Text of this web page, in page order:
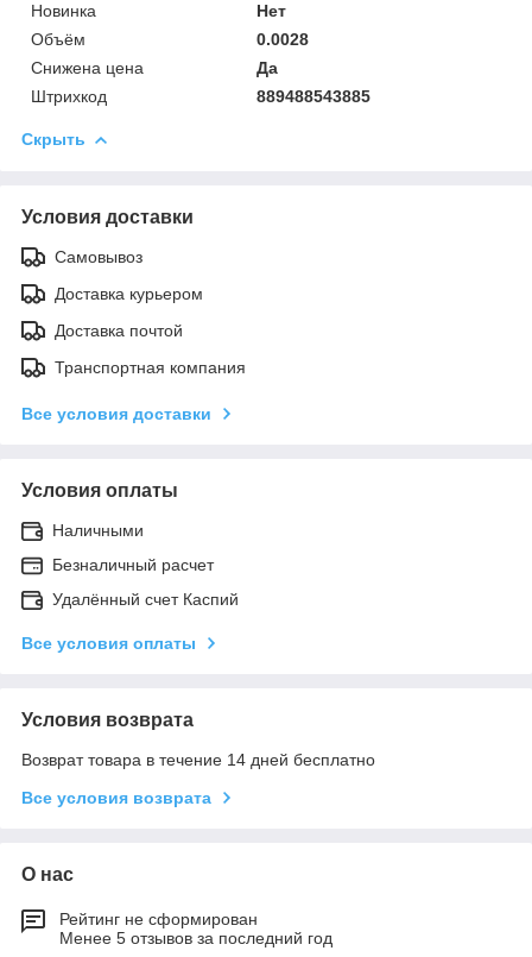
Новинка
Нет
Объём
0.0028
Снижена цена
Да
Штрихкод
889488543885
Скрыть
Условия доставки
Самовывоз
Доставка курьером
Доставка почтой
Транспортная компания
Все условия доставки
Условия оплаты
Наличными
Безналичный расчет
Удалённый счет Каспий
Все условия оплаты
Условия возврата
Возврат товара в течение 14 дней бесплатно
Все условия возврата
О нас
Рейтинг не сформирован
Менее 5 отзывов за последний год